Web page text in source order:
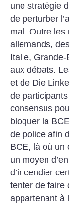
une stratégie
de perturber
mal. Outre les
allemands,
Italie,
aux débats.
et de Die
de
consensus
bloquer la
de police afin
BCE, là où un
un moyen
d’incendier
tenter de faire
appartenant à